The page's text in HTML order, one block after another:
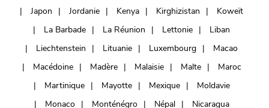
Japon
Jordanie Kenya Kirghizistan
Koweït
La Barbade
La Réunion Lettonie
Liban
Liechtenstein
Lituanie Luxembourg
Macao
Macédoine
Madère Malaisie Malte
Maroc
Martinique
Mayotte Mexique
Moldavie
Monaco
Monténégro Népal
Nicaragua